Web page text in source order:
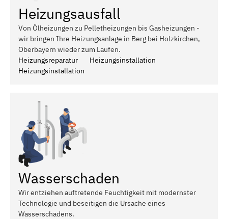
Heizungsausfall
Von Ölheizungen zu Pelletheizungen bis Gasheizungen -
wir bringen Ihre Heizungsanlage in Berg bei Holzkirchen,
Oberbayern wieder zum Laufen.
Heizungsreparatur
Heizungsinstallation
Heizungsinstallation
Wasserschaden
Wir entziehen auftretende Feuchtigkeit mit modernster
Technologie und beseitigen die Ursache eines
Wasserschadens.